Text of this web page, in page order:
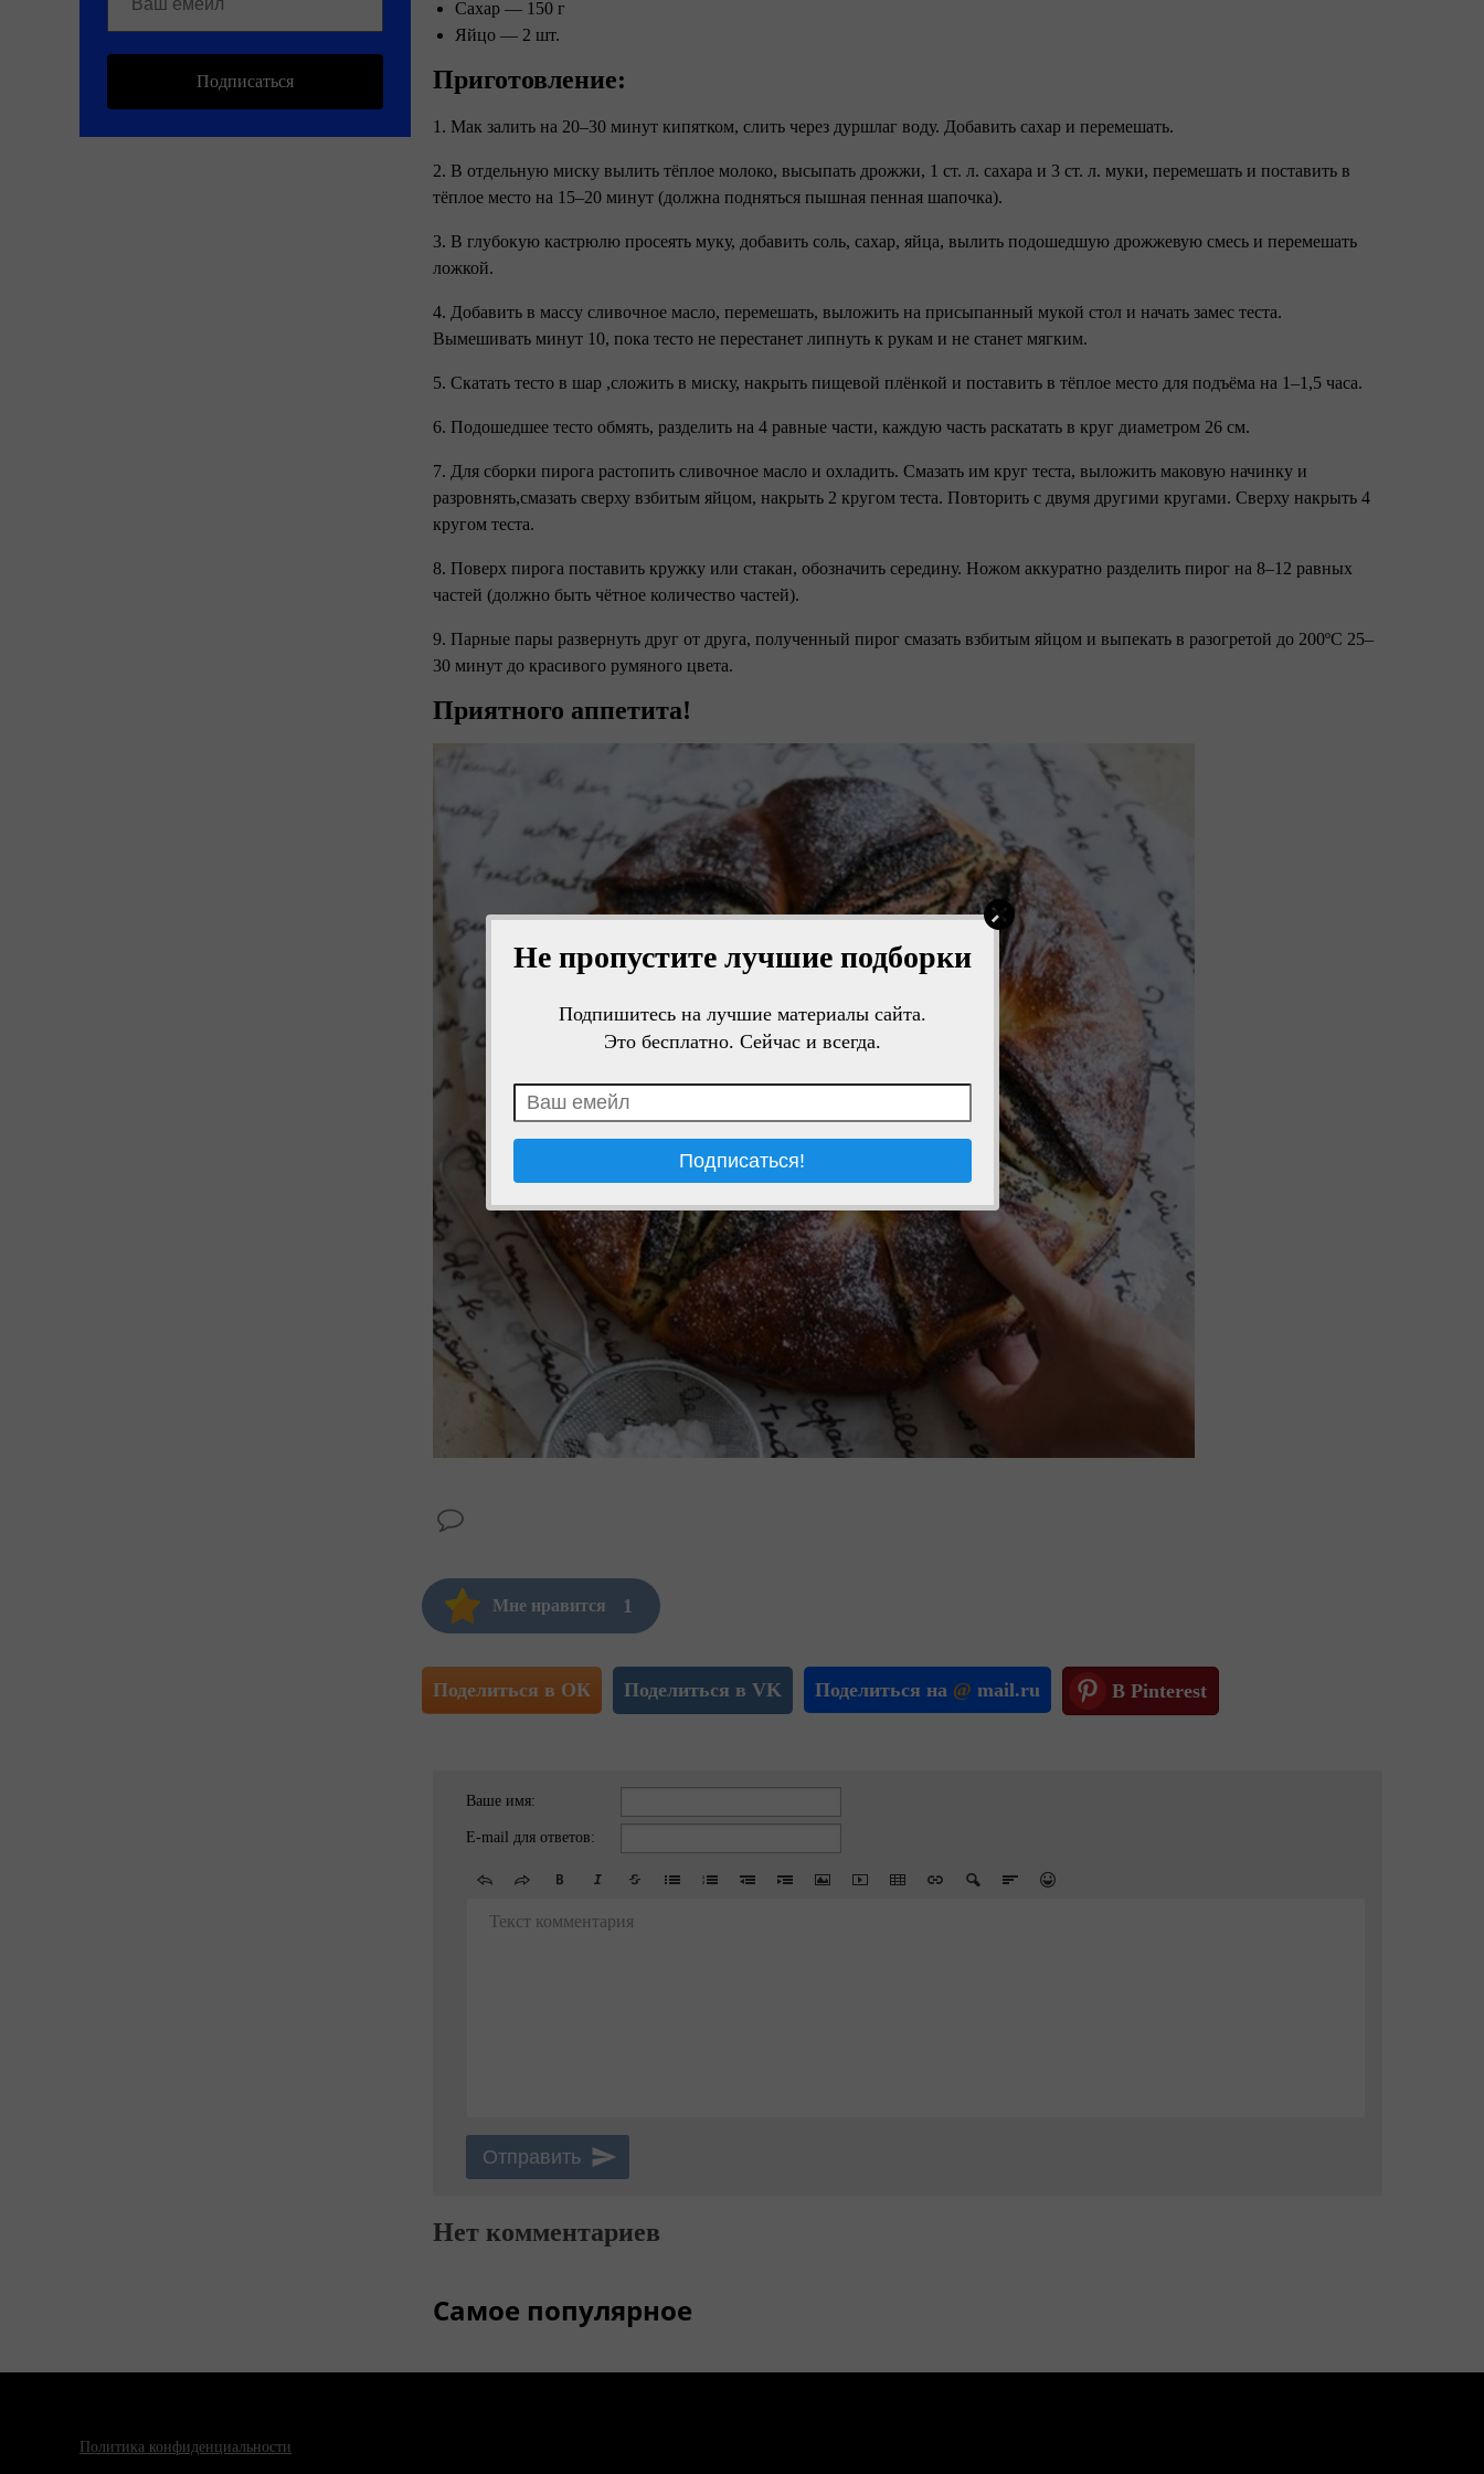
Не пропустите лучшие подборки
Подпишитесь на лучшие материалы сайта.
Это бесплатно. Сейчас и всегда.
Подписаться
Сахар — 150 г⠀
Яйцо — 2 шт.⠀ ⠀
Приготовление:⠀ ⠀
1. Мак залить на 20–30 минут кипятком, слить через дуршлаг воду. Добавить сахар и перемешать.⠀
2. В отдельную миску вылить тёплое молоко, высыпать дрожжи, 1 ст. л. сахара и 3 ст. л. муки, перемешать и поставить в
тёплое место на 15–20 минут (должна подняться пышная пенная шапочка).⠀
3. В глубокую кастрюлю просеять муку, добавить соль, сахар, яйца, вылить подошедшую дрожжевую смесь и перемешать
ложкой.⠀
4. Добавить в массу сливочное масло, перемешать, выложить на присыпанный мукой стол и начать замес теста.
Вымешивать минут 10, пока тесто не перестанет липнуть к рукам и не станет мягким.⠀
5. Скатать тесто в шар ,сложить в миску, накрыть пищевой плёнкой и поставить в тёплое место для подъёма на 1–1,5 часа.⠀
6. Подошедшее тесто обмять, разделить на 4 равные части, каждую часть раскатать в круг диаметром 26 см.⠀
7. Для сборки пирога растопить сливочное масло и охладить. Смазать им круг теста, выложить маковую начинку и
разровнять,смазать сверху взбитым яйцом, накрыть 2 кругом теста. Повторить с двумя другими кругами. Сверху накрыть 4
кругом теста.⠀
8. Поверх пирога поставить кружку или стакан, обозначить середину. Ножом аккуратно разделить пирог на 8–12 равных
частей (должно быть чётное количество частей).⠀
9. Парные пары развернуть друг от друга, полученный пирог смазать взбитым яйцом и выпекать в разогретой до 200ºC 25–
30 минут до красивого румяного цвета.⠀
Приятного аппетита!
Мне нравится 1
Поделиться в ОК Поделиться в VK Поделиться на @ mail.ru В Pinterest
Ваше имя:
E-mail для ответов:
Текст комментария
Нет комментариев
Самое популярное
Политика конфиденциальности